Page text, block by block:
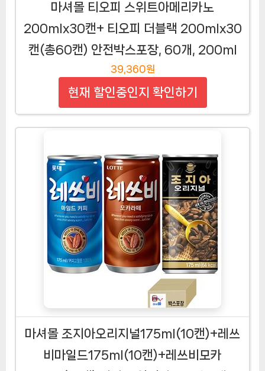
마셔몰 티오피 스위트아메리카노
200mlx30캔+ 티오피 더블랙 200mlx30
캔(총60캔) 안전박스포장, 60개, 200ml
39,360원
현재 할인중인지 확인하기
마셔몰 조지아오리지널175ml(10캔)+레쓰
비마일드175ml(10캔)+레쓰비모카